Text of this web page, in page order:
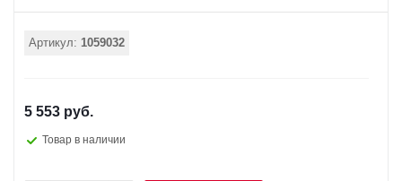
Артикул: 1059032
5 553 руб.
Товар в наличии